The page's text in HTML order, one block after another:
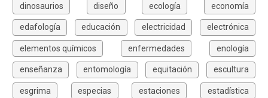
dinosaurios diseño ecología economía
edafología educación electricidad electrónica
elementos químicos enfermedades enología
enseñanza entomología equitación escultura
esgrima especias estaciones estadística